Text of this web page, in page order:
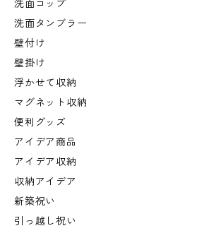
洗面コップ
洗面タンブラー
壁付け
壁掛け
浮かせて収納
マグネット収納
便利グッズ
アイデア商品
アイデア収納
収納アイデア
新築祝い
引っ越し祝い